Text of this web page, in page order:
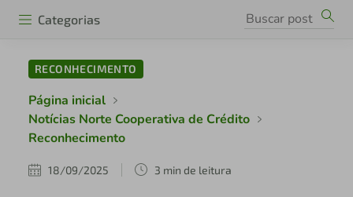
Categorias
RECONHECIMENTO
Página inicial
Notícias Norte Cooperativa de Crédito
Reconhecimento
18/09/2025 3 min de leitura